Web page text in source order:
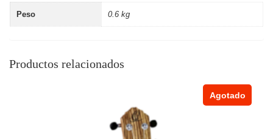
Peso 0.6 kg
Productos relacionados
Agotado